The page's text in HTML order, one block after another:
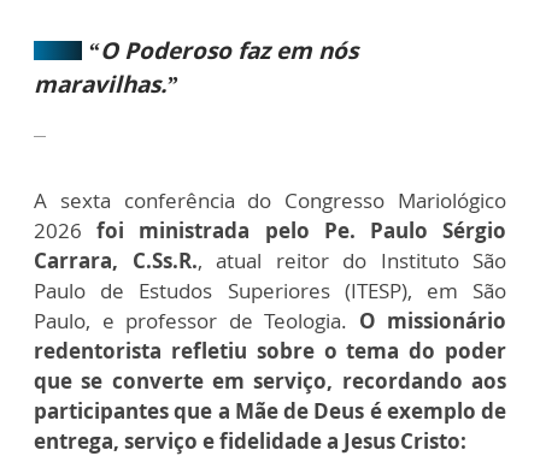
“O Poderoso faz em nós
maravilhas.”
A sexta conferência do Congresso Mariológico
2026 foi ministrada pelo Pe. Paulo Sérgio
Carrara, C.Ss.R., atual reitor do Instituto São
Paulo de Estudos Superiores (ITESP), em São
Paulo, e professor de Teologia. O missionário
redentorista refletiu sobre o tema do poder
que se converte em serviço, recordando aos
participantes que a Mãe de Deus é exemplo de
entrega, serviço e fidelidade a Jesus Cristo: